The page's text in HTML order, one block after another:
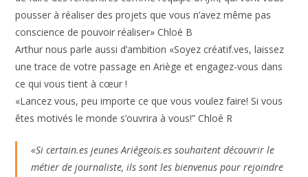
pousser à réaliser des projets que vous n’avez même pas
conscience de pouvoir réaliser» Chloé B
Arthur nous parle aussi d’ambition «Soyez créatif.ves, laissez
une trace de votre passage en Ariège et engagez-vous dans
ce qui vous tient à cœur !
«Lancez vous, peu importe ce que vous voulez faire! Si vous
êtes motivés le monde s’ouvrira à vous!” Chloé R
«Si certain.es jeunes Ariégeois.es souhaitent découvrir le
métier de journaliste, ils sont les bienvenus pour rejoindre